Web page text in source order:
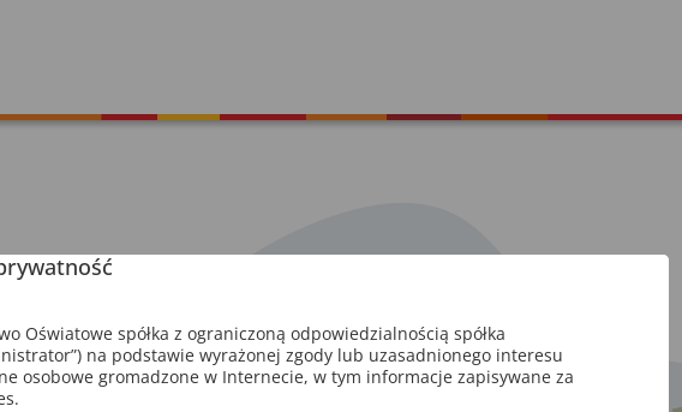
Oświatowe spółka z ograniczoną odpowiedzialnością spółka
na podstawie wyrażonej zgody lub uzasadnionego interesu
osobowe gromadzone w Internecie, w tym informacje zapisywane za